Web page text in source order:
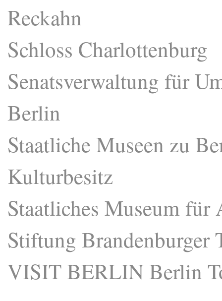
Reckahn
Schloss Charlottenburg
Senatsverwaltung für
Berlin
Staatliche Museen zu
Kulturbesitz
Staatliches Museum
Stiftung Brandenburger
VISIT BERLIN Berlin